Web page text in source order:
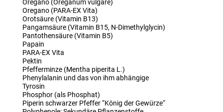
Oregano (Oreganum vulgare)
Oregano (PARA-EX Vita)
Orotsäure (Vitamin B13)
Pangamsäure (Vitamin B15, N-Dimethylglycin)
Pantothensäure (Vitamin B5)
Papain
PARA-EX Vita
Pektin
Pfefferminze (Mentha piperita L.)
Phenylalanin und das von ihm abhängige
Tyrosin
Phosphor (als Phosphat)
Piperin schwarzer Pfeffer “König der Gewürze“